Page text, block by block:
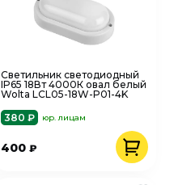
Светильник светодиодный
IP65 18Вт 4000К овал белый
Wolta LCL05-18W-P01-4K
380 ₽
юр. лицам
400₽